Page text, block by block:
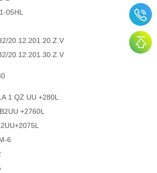
05HL
20.12.201.20.Z.V
20.12.201.30.Z.V
1 QZ UU +280L
+2760L
6